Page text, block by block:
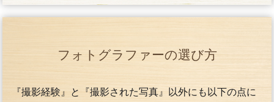
フォトグラファーの選び方
『撮影経験』と『撮影された写真』以外にも以下の点に